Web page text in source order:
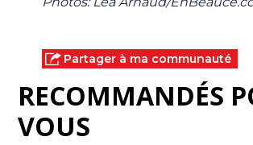
Partager à ma communauté
RECOMMANDÉS
VOUS